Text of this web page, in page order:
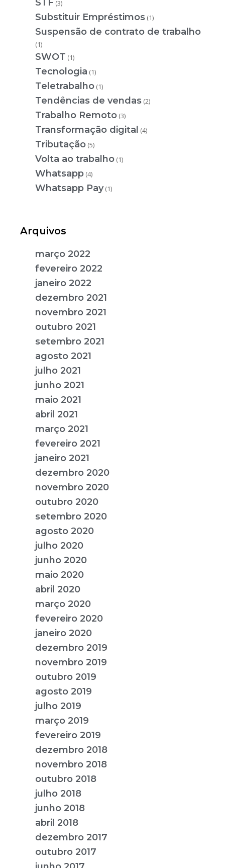
STF (3)
Substituir Empréstimos (1)
Suspensão de contrato de trabalho
(1)
SWOT (1)
Tecnologia (1)
Teletrabalho (1)
Tendências de vendas (2)
Trabalho Remoto (3)
Transformação digital (4)
Tributação (5)
Volta ao trabalho (1)
Whatsapp (4)
Whatsapp Pay (1)
Arquivos
março 2022
fevereiro 2022
janeiro 2022
dezembro 2021
novembro 2021
outubro 2021
setembro 2021
agosto 2021
julho 2021
junho 2021
maio 2021
abril 2021
março 2021
fevereiro 2021
janeiro 2021
dezembro 2020
novembro 2020
outubro 2020
setembro 2020
agosto 2020
julho 2020
junho 2020
maio 2020
abril 2020
março 2020
fevereiro 2020
janeiro 2020
dezembro 2019
novembro 2019
outubro 2019
agosto 2019
julho 2019
março 2019
fevereiro 2019
dezembro 2018
novembro 2018
outubro 2018
julho 2018
junho 2018
abril 2018
dezembro 2017
outubro 2017